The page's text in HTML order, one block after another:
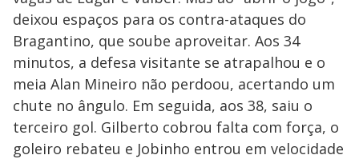
deixou espaços para os contra-ataques do
Bragantino, que soube aproveitar. Aos 34
minutos, a defesa visitante se atrapalhou e o
meia Alan Mineiro não perdoou, acertando um
chute no ângulo. Em seguida, aos 38, saiu o
terceiro gol. Gilberto cobrou falta com força, o
goleiro rebateu e Jobinho entrou em velocidade